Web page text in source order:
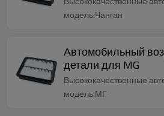
модель:Чанган
Автомобильный
детали для MG
Высококачественные
модель:МГ